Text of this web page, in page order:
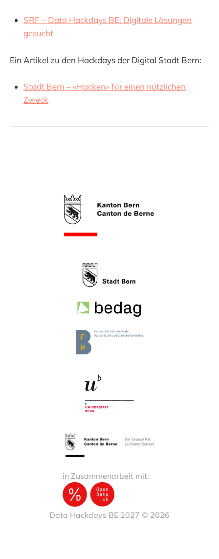
SRF – Data Hackdays BE: Digitale Lösungen
gesucht
Ein Artikel zu den Hackdays der Digital Stadt Bern:
Stadt Bern – «Hacken» für einen nützlichen
Zweck
in Zusammenarbeit mit:
Data Hackdays BE 2027 © 2026